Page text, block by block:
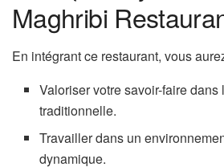
Maghribi
En intégrant ce restaurant, vous
Valoriser votre savoir-faire
traditionnelle.
Travailler dans un
dynamique.